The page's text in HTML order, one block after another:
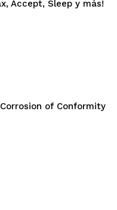
Accept, Sleep y más!
Corrosion of Conformity